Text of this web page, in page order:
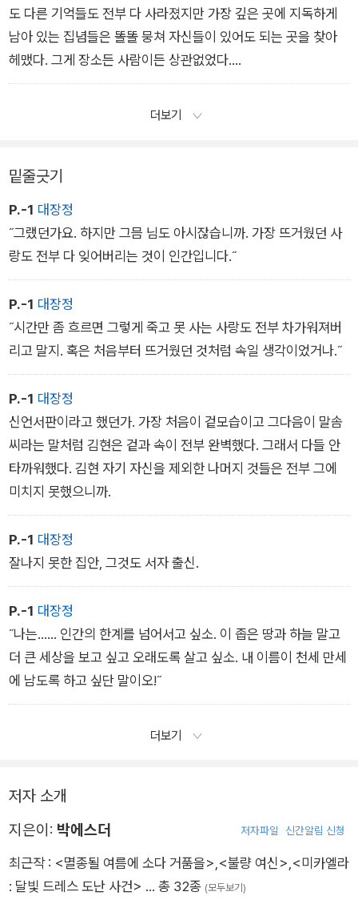
도 다른 기억들도 전부 다 사라졌지만 가장 깊은 곳에 지독하게
남아 있는 집념들은 똘똘 뭉쳐 자신들이 있어도 되는 곳을 찾아
헤맸다. 그게 장소든 사람이든 상관없었다.
선한 마음은 고이지 않는다. 그것은 다른 이에게 전해지고 퍼져서
남는다. 그러나 악의는 달랐다. 그대로 가라앉고 썩는다. 그리고
더보기
밑줄긋기
P.-1 대장정
˝그랬던가요. 하지만 그믐 님도 아시잖습니까. 가장 뜨거웠던 사
랑도 전부 다 잊어버리는 것이 인간입니다.˝
P.-1 대장정
˝시간만 좀 흐르면 그렇게 죽고 못 사는 사랑도 전부 차가워져버
리고 말지. 혹은 처음부터 뜨거웠던 것처럼 속일 생각이었거나.˝
P.-1 대장정
신언서판이라고 했던가. 가장 처음이 겉모습이고 그다음이 말솜
씨라는 말처럼 김현은 겉과 속이 전부 완벽했다. 그래서 다들 안
타까워했다. 김현 자기 자신을 제외한 나머지 것들은 전부 그에
미치지 못했으니까.
P.-1 대장정
잘나지 못한 집안, 그것도 서자 출신.
P.-1 대장정
˝나는…… 인간의 한계를 넘어서고 싶소. 이 좁은 땅과 하늘 말고
더 큰 세상을 보고 싶고 오래도록 살고 싶소. 내 이름이 천세 만세
에 남도록 하고 싶단 말이오!˝
더보기
저자 소개
지은이: 박에스더 저자파일 신간알림 신청
최근작 : <멸종될 여름에 소다 거품을>,<불량 여신>,<미카엘라
: 달빛 드레스 도난 사건> … 총 32종 (모두보기)